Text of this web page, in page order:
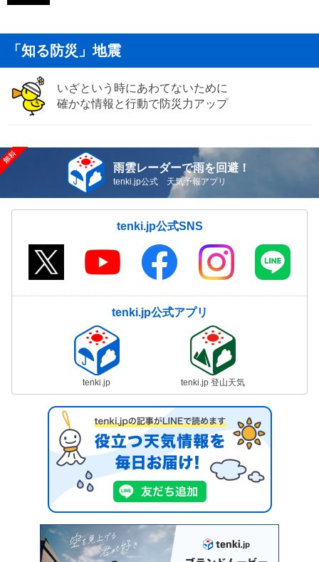
「知る防災」地震
いざという時にあわてないために
確かな情報と行動で防災力アップ
雨雲レーダーで雨を回避！
tenki.jp公式 天気予報アプリ
tenki.jp公式SNS
tenki.jp公式アプリ
tenki.jp tenki.jp 登山天気